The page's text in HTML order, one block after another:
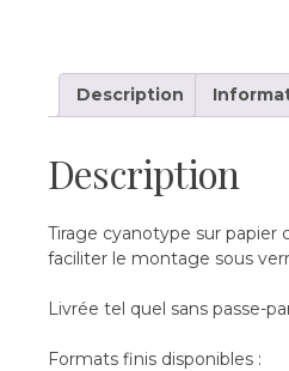
Description
Description
Tirage cyanotype sur
faciliter le montage sous
Livrée tel quel sans passe-
Formats finis disponibles :